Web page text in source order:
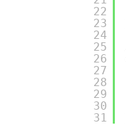
22
23
24
25
26
27
28
29
30
31